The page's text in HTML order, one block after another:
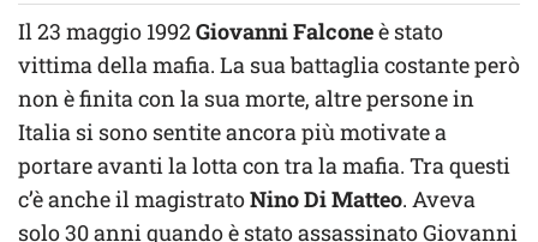
Il 23 maggio 1992Giovanni Falconeè stato
vittima della mafia. La sua battaglia costante però
non è finita con la sua morte, altre persone in
Italia si sono sentite ancora più motivate a
portare avanti la lotta con tra la mafia. Tra questi
c’è anche il magistratoNino Di Matteo. Aveva
solo 30 anni quando è stato assassinato Giovanni